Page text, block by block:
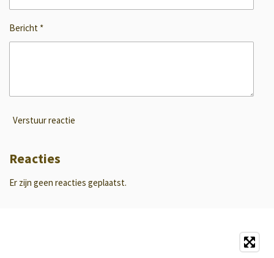
Bericht *
Verstuur reactie
Reacties
Er zijn geen reacties geplaatst.